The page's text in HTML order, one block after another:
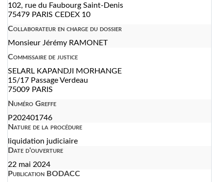
102, rue du Faubourg Saint-Denis
75479 PARIS CEDEX 10
Collaborateur en charge du dossier
Monsieur Jérémy RAMONET
Commissaire de justice
SELARL KAPANDJI MORHANGE
15/17 Passage Verdeau
75009 PARIS
Numéro Greffe
P202401746
Nature de la procédure
liquidation judiciaire
Date d'ouverture
22 mai 2024
Publication BODACC